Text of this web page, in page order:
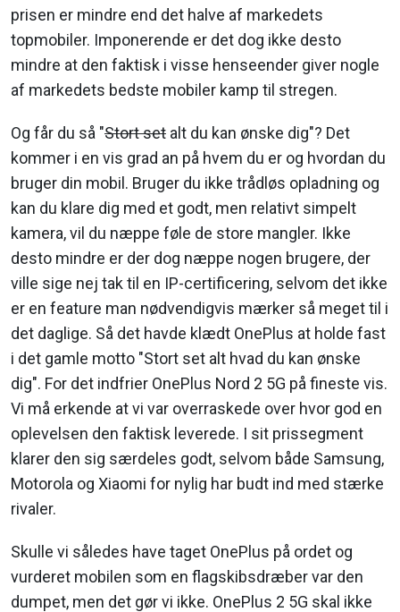
prisen er mindre end det halve af markedets
topmobiler. Imponerende er det dog ikke desto
mindre at den faktisk i visse henseender giver nogle
af markedets bedste mobiler kamp til stregen.
Og får du så "Stort set alt du kan ønske dig"? Det
kommer i en vis grad an på hvem du er og hvordan du
bruger din mobil. Bruger du ikke trådløs opladning og
kan du klare dig med et godt, men relativt simpelt
kamera, vil du næppe føle de store mangler. Ikke
desto mindre er der dog næppe nogen brugere, der
ville sige nej tak til en IP-certificering, selvom det ikke
er en feature man nødvendigvis mærker så meget til i
det daglige. Så det havde klædt OnePlus at holde fast
i det gamle motto "Stort set alt hvad du kan ønske
dig". For det indfrier OnePlus Nord 2 5G på fineste vis.
Vi må erkende at vi var overraskede over hvor god en
oplevelsen den faktisk leverede. I sit prissegment
klarer den sig særdeles godt, selvom både Samsung,
Motorola og Xiaomi for nylig har budt ind med stærke
rivaler.
Skulle vi således have taget OnePlus på ordet og
vurderet mobilen som en flagskibsdræber var den
dumpet, men det gør vi ikke. OnePlus 2 5G skal ikke